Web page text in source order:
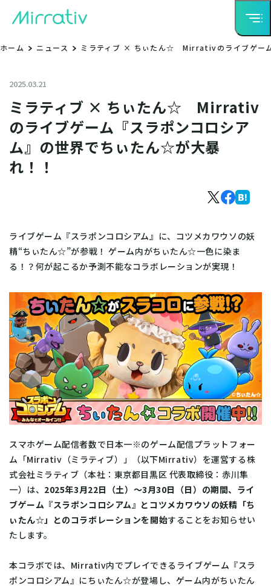
ホーム ニュース ミラティブ × ちぃたん☆ Mirrativのライブゲーム
2025.03.21
ミラティブ × ちぃたん☆ Mirrativ
のライブゲーム『スラポンコロシア
ム』の世界でちぃたん☆が大暴
れ！！
ライブゲーム『スラポンコロシアム』に、コツメカワウソの妖
精“ちぃたん☆”が参戦！ ゲーム内がちぃたん☆一色に染ま
る！？何が起こるか予測不能なコラボレーションが実現！
スマホゲーム配信者数で日本一※のゲーム配信プラットフォー
ム「Mirrativ（ミラティブ）」（以下Mirrativ）を運営する株
式会社ミラティブ（本社：東京都目黒区 代表取締役：赤川隼
一）は、 2025年3月22日（土）～3月30日（日）の期間、ライ
ブゲーム『スラポンコロシアム』とコツメカワウソの妖精「ち
ぃたん☆」とのコラボレーションを開始することをお知らせい
たします。
本コラボでは、Mirrativ内でプレイできるライブゲーム『スラ
ポンコロシアム』にちぃたん☆が登場し、ゲーム内がちぃたん